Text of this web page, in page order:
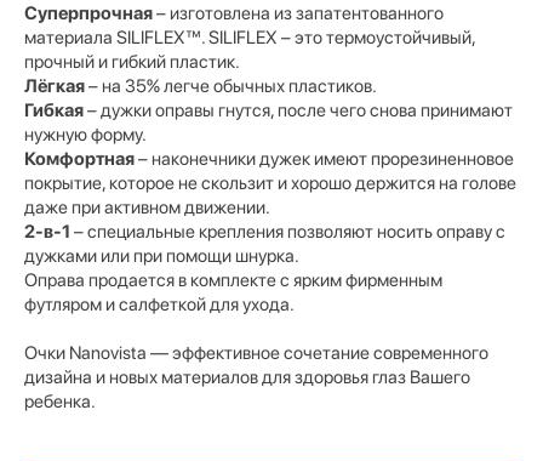
Суперпрочная– изготовлена из запатентованного
материала SILIFLEX™. SILIFLEX – это термоустойчивый,
прочный и гибкий пластик.
Лёгкая– на 35% легче обычных пластиков.
Гибкая– дужки оправы гнутся, после чего снова принимают
нужную форму.
Комфортная– наконечники дужек имеют прорезиненновое
покрытие, которое не скользит и хорошо держится на голове
даже при активном движении.
2-в-1 – специальные крепления позволяют носить оправу с
дужками или при помощи шнурка.
Оправа продается в комплекте с ярким фирменным
футляром и салфеткой для ухода.
Очки Nanovista — эффективное сочетание современного
дизайна и новых материалов для здоровья глаз Вашего
ребенка.